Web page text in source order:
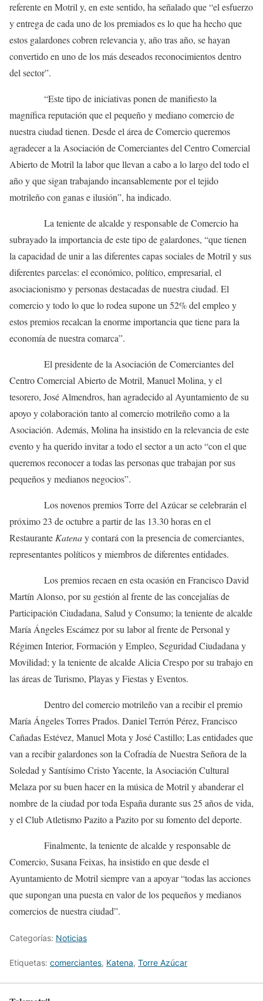
referente en Motril y, en este sentido, ha señalado que “el esfuerzo
y entrega de cada uno de los premiados es lo que ha hecho que
estos galardones cobren relevancia y, año tras año, se hayan
convertido en uno de los más deseados reconocimientos dentro
del sector”.
“Este tipo de iniciativas ponen de manifiesto la
magnífica reputación que el pequeño y mediano comercio de
nuestra ciudad tienen. Desde el área de Comercio queremos
agradecer a la Asociación de Comerciantes del Centro Comercial
Abierto de Motril la labor que llevan a cabo a lo largo del todo el
año y que sigan trabajando incansablemente por el tejido
motrileño con ganas e ilusión”, ha indicado.
La teniente de alcalde y responsable de Comercio ha
subrayado la importancia de este tipo de galardones, “que tienen
la capacidad de unir a las diferentes capas sociales de Motril y sus
diferentes parcelas: el económico, político, empresarial, el
asociacionismo y personas destacadas de nuestra ciudad. El
comercio y todo lo que lo rodea supone un 52% del empleo y
estos premios recalcan la enorme importancia que tiene para la
economía de nuestra comarca”.
El presidente de la Asociación de Comerciantes del
Centro Comercial Abierto de Motril, Manuel Molina, y el
tesorero, José Almendros, han agradecido al Ayuntamiento de su
apoyo y colaboración tanto al comercio motrileño como a la
Asociación. Además, Molina ha insistido en la relevancia de este
evento y ha querido invitar a todo el sector a un acto “con el que
queremos reconocer a todas las personas que trabajan por sus
pequeños y medianos negocios”.
Los novenos premios Torre del Azúcar se celebrarán el
próximo 23 de octubre a partir de las 13.30 horas en el
Restaurante Katenay contará con la presencia de comerciantes,
representantes políticos y miembros de diferentes entidades.
Los premios recaen en esta ocasión en Francisco David
Martín Alonso, por su gestión al frente de las concejalías de
Participación Ciudadana, Salud y Consumo; la teniente de alcalde
María Ángeles Escámez por su labor al frente de Personal y
Régimen Interior, Formación y Empleo, Seguridad Ciudadana y
Movilidad; y la teniente de alcalde Alicia Crespo por su trabajo en
las áreas de Turismo, Playas y Fiestas y Eventos.
Dentro del comercio motrileño van a recibir el premio
María Ángeles Torres Prados. Daniel Terrón Pérez, Francisco
Cañadas Estévez, Manuel Mota y José Castillo; Las entidades que
van a recibir galardones son la Cofradía de Nuestra Señora de la
Soledad y Santísimo Cristo Yacente, la Asociación Cultural
Melaza por su buen hacer en la música de Motril y abanderar el
nombre de la ciudad por toda España durante sus 25 años de vida,
y el Club Atletismo Pazito a Pazito por su fomento del deporte.
Finalmente, la teniente de alcalde y responsable de
Comercio, Susana Feixas, ha insistido en que desde el
Ayuntamiento de Motril siempre van a apoyar “todas las acciones
que supongan una puesta en valor de los pequeños y medianos
comercios de nuestra ciudad”.
Categorías: Noticias
Etiquetas: comerciantes, Katena, Torre Azúcar